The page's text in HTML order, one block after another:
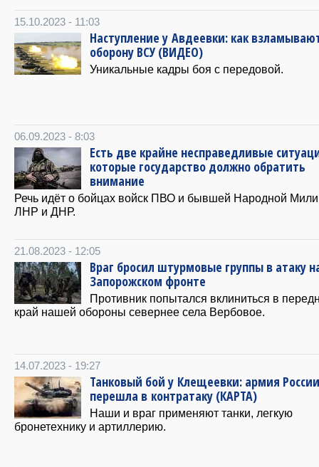
15.10.2023 - 11:03
Наступление у Авдеевки: как
оборону ВСУ (ВИДЕО)
Уникальные кадры боя с передовой.
06.09.2023 - 8:03
Есть две крайне несправедливые
которые государство должно обратить
внимание
Речь идёт о бойцах войск ПВО и бывшей Народной
ЛНР и ДНР.
21.08.2023 - 12:05
Враг бросил штурмовые группы в атаку
Запорожском фронте
Противник попытался вклиниться в
край нашей обороны севернее села Вербовое.
14.07.2023 - 19:27
Танковый бой у Клещеевки: армия России
перешла в контратаку (КАРТА)
Наши и враг применяют танки, легкую
бронетехнику и артиллерию.